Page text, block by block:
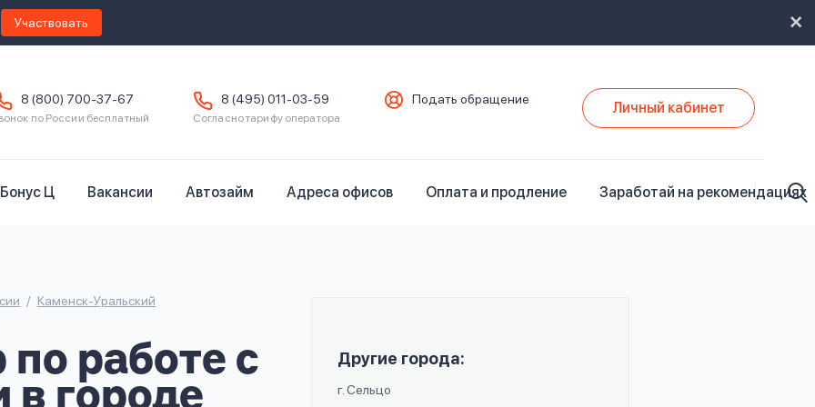
Участвовать
8 (800) 700-37-67
по России бесплатный
8 (495) 011-03-59
Согласно тарифу оператора
Подать обращение Личный кабинет
Бонус Ц Вакансии Автозайм Адреса офисов Оплата и продление Заработай на рекомендациях
Каменск-Уральский
работе с
в городе
Другие города:
г. Сельцо